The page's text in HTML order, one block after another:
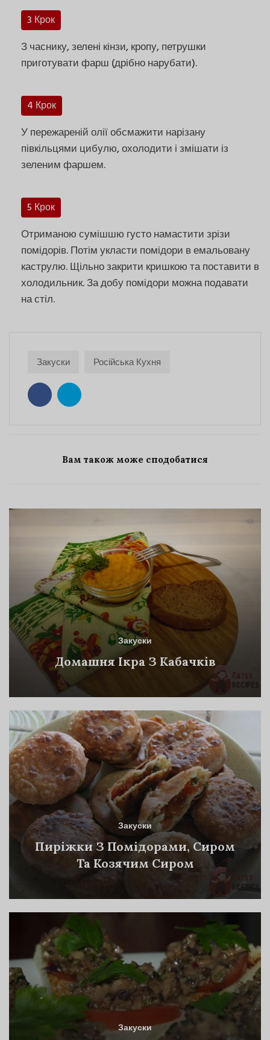
3 Крок
З часнику, зелені кінзи, кропу, петрушки
приготувати фарш (дрібно нарубати).
4 Крок
У пережареній олії обсмажити нарізану
півкільцями цибулю, охолодити і змішати із
зеленим фаршем.
5 Крок
Отриманою сумішшю густо намастити зрізи
помідорів. Потім укласти помідори в емальовану
каструлю. Щільно закрити кришкою та поставити в
холодильник. За добу помідори можна подавати
на стіл.
Закуски Російська Кухня
Вам також може сподобатися
Закуски
Домашня Ікра З Кабачків
Закуски
Пиріжки З Помідорами, Сиром
Та Козячим Сиром
Закуски